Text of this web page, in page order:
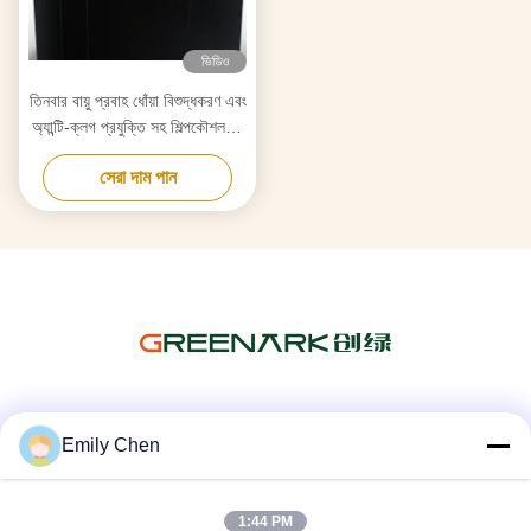
ভিডিও
তিনবার বায়ু প্রবাহ ধোঁয়া বিশুদ্ধকরণ এবং
অ্যান্টি-ক্লগ প্রযুক্তি সহ শিল্পকৌশলগত
তেপন্যাকি গ্রিল
সেরা দাম পান
Emily Chen
1:44 PM